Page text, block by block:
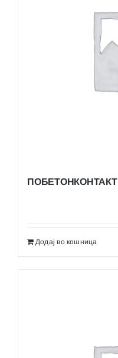
ПОБЕТОНКОНТАКТ
Додај во кошница